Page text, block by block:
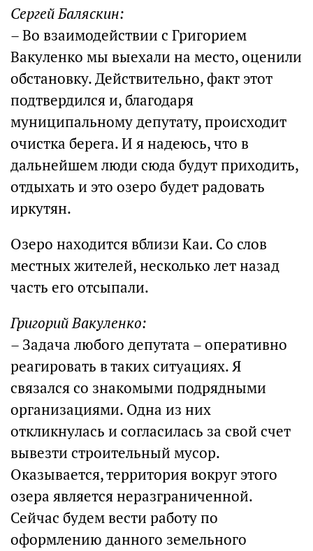
Сергей Баляскин:
– Во взаимодействии с Григорием
Вакуленко мы выехали на место, оценили
обстановку. Действительно, факт этот
подтвердился и, благодаря
муниципальному депутату, происходит
очистка берега. И я надеюсь, что в
дальнейшем люди сюда будут приходить,
отдыхать и это озеро будет радовать
иркутян.
Озеро находится вблизи Каи. Со слов
местных жителей, несколько лет назад
часть его отсыпали.
Григорий Вакуленко:
– Задача любого депутата – оперативно
реагировать в таких ситуациях. Я
связался со знакомыми подрядными
организациями. Одна из них
откликнулась и согласилась за свой счет
вывезти строительный мусор.
Оказывается, территория вокруг этого
озера является неразграниченной.
Сейчас будем вести работу по
оформлению данного земельного